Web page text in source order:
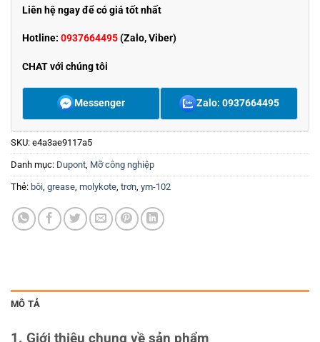
Liên hệ ngay để có giá tốt nhất
Hotline: 0937664495(Zalo, Viber)
CHAT với chúng tôi
Messenger Zalo: 0937664495
SKU: e4a3ae9117a5
Danh mục: Dupont Mỡ công nghiệp
Thẻ: bôi grease molykote trơn ym-102
MÔ TẢ
1. Giới thiệu chung về sản phẩm